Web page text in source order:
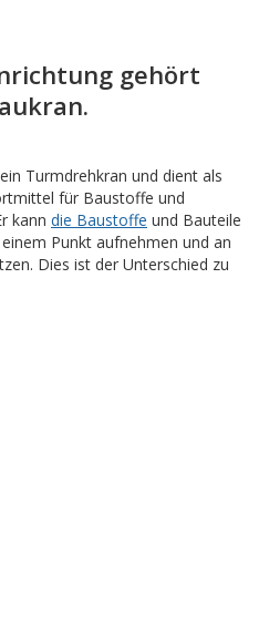
gehört
Turmdrehkran und dient als
für Baustoffe und
kann die Baustoffe und Bauteile
Punkt aufnehmen und an
Dies ist der Unterschied zu